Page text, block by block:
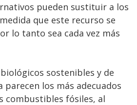
pueden sustituir a los
que este recurso se
lo tanto sea cada vez más
sostenibles y de
los más adecuados
combustibles fósiles, al